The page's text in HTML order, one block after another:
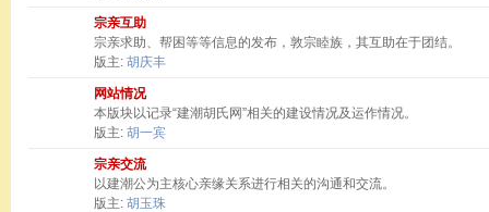
宗亲互助
宗亲求助、帮困等等信息的发布，敦宗睦族，其互助在于团结。
版主: 胡庆丰
网站情况
本版块以记录“建潮胡氏网”相关的建设情况及运作情况。
版主: 胡一宾
宗亲交流
以建潮公为主核心亲缘关系进行相关的沟通和交流。
版主: 胡玉珠